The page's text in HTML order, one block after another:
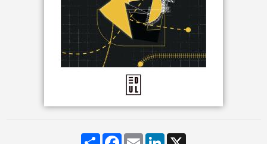
Share Facebook
Email LinkedIn